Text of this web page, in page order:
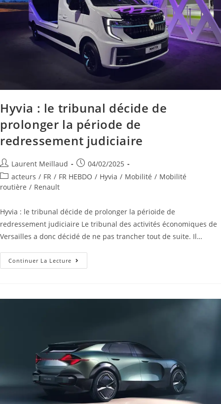
Hyvia : le tribunal décide de
prolonger la période de
redressement judiciaire
Laurent Meillaud
04/02/2025
acteurs / FR / FR HEBDO / Hyvia / Mobilité / Mobilité
routière / Renault
Hyvia : le tribunal décide de prolonger la périoide de
redressement judiciaire Le tribunal des activités économiques de
Versailles a donc décidé de ne pas trancher tout de suite. Il…
Continuer La Lecture